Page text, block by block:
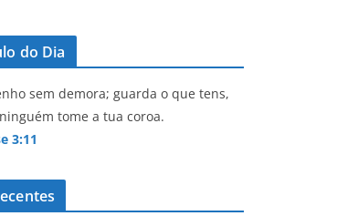
do Dia
sem demora; guarda o que tens,
tome a tua coroa.
3:11